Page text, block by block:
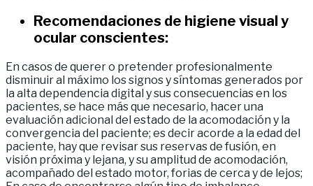
Recomendaciones de higiene visual y
ocular conscientes:
En casos de querer o pretender profesionalmente
disminuir al máximo los signos y síntomas generados por
la alta dependencia digital y sus consecuencias en los
pacientes, se hace más que necesario, hacer una
evaluación adicional del estado de la acomodación y la
convergencia del paciente; es decir acorde a la edad del
paciente, hay que revisar sus reservas de fusión, en
visión próxima y lejana, y su amplitud de acomodación,
acompañado del estado motor, forias de cerca y de lejos;